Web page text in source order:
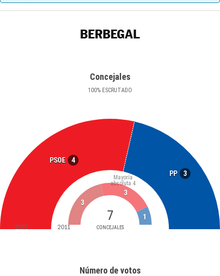
BERBEGAL
Concejales
100% ESCRUTADO
PSOE 4
PP 3
7
CONCEJALES
Mayoría
absoluta 4
3
3
1
2015 2011
Número de votos